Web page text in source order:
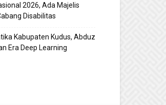
2026, Ada Majelis
Disabilitas
Kabupaten Kudus, Abduz
Era Deep Learning